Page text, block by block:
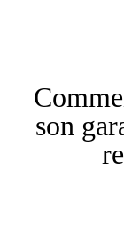
son